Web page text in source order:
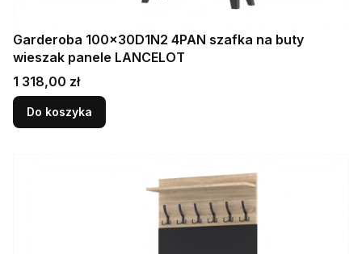
Garderoba 100x30D1N2 4PAN szafka na buty
wieszak panele LANCELOT
Cena
1 318,00 zł
Do koszyka